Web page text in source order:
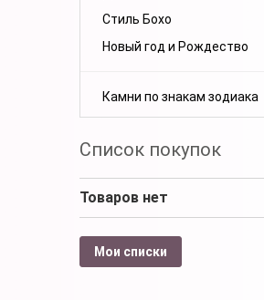
Стиль Бохо
Новый год и Рождество
Камни по знакам зодиака
Список покупок
Товаров нет
Мои списки